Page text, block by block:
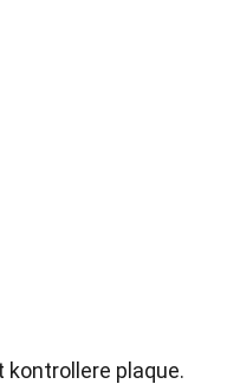
kontrollere plaque.